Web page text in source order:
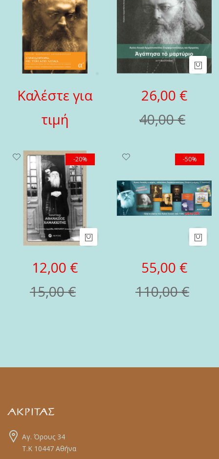
Καλέστε για
τιμή
26,00 €
40,00 €
-20%
12,00 €
15,00 €
-50%
55,00 €
110,00 €
Αγ. Όρους 34
Τ.Κ 10447 Αθήνα